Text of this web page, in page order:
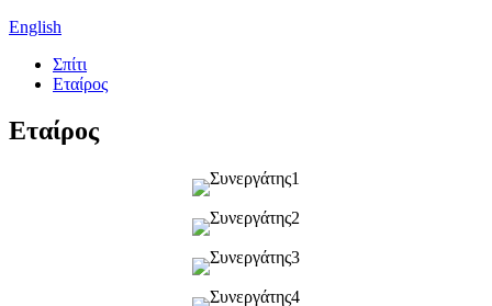
English
Σπίτι
Εταίρος
Εταίρος